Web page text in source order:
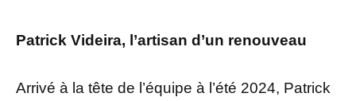
Patrick Videira, l’artisan d’un renouveau
Arrivé à la tête de l’équipe à l’été 2024, Patrick